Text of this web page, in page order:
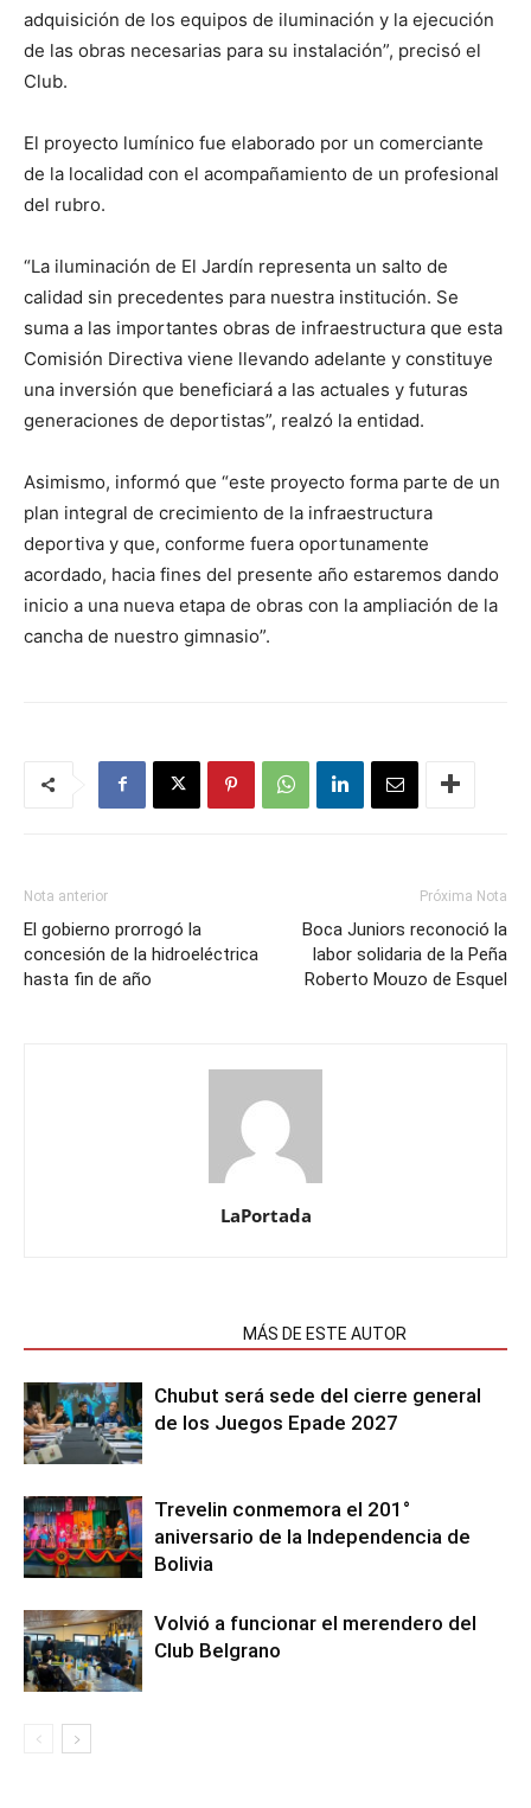
adquisición de los equipos de iluminación y la ejecución
de las obras necesarias para su instalación”, precisó el
Club.
El proyecto lumínico fue elaborado por un comerciante
de la localidad con el acompañamiento de un profesional
del rubro.
“La iluminación de El Jardín representa un salto de
calidad sin precedentes para nuestra institución. Se
suma a las importantes obras de infraestructura que esta
Comisión Directiva viene llevando adelante y constituye
una inversión que beneficiará a las actuales y futuras
generaciones de deportistas”, realzó la entidad.
Asimismo, informó que “este proyecto forma parte de un
plan integral de crecimiento de la infraestructura
deportiva y que, conforme fuera oportunamente
acordado, hacia fines del presente año estaremos dando
inicio a una nueva etapa de obras con la ampliación de la
cancha de nuestro gimnasio”.
Nota anterior
El gobierno prorrogó la
concesión de la hidroeléctrica
hasta fin de año
Próxima Nota
Boca Juniors reconoció la
labor solidaria de la Peña
Roberto Mouzo de Esquel
LaPortada
MÁS DE ESTE AUTOR
Chubut será sede del cierre general
de los Juegos Epade 2027
Trevelin conmemora el 201°
aniversario de la Independencia de
Bolivia
Volvió a funcionar el merendero del
Club Belgrano